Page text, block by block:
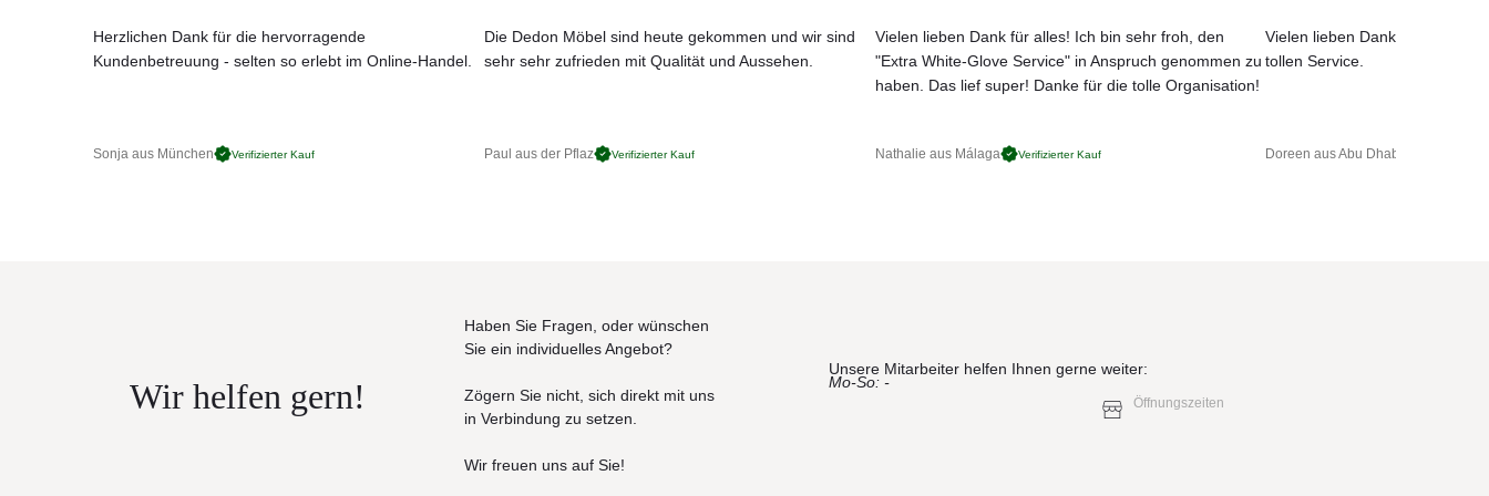
Stahl pulverbeschichtet
Der von Varaschin ausgewählte Stahl ist ein hervorragendes Material hochwertiger Qualität, ideal für die Herstellung von
Produkteigenschaften
Base + top hpl = h 73,2 (base h 72 + top hpl h 1,2 cm)
Base + top cemento = h 74 (base h 72 + top cemento h 2 cm)
JETZT MUSTER BESTELLEN
Herzlichen Dank für die hervorragende
Kundenbetreuung - selten so erlebt im Online-Handel.
Sonja aus München Verifizierter Kauf
Die Dedon Möbel sind heute gekommen und wir sind
sehr sehr zufrieden mit Qualität und Aussehen.
Paul aus der Pflaz Verifizierter Kauf
Vielen lieben Dank für alles! Ich bin sehr froh, den
"Extra White-Glove Service" in Anspruch genommen zu
haben. Das lief super! Danke für die tolle Organisation!
Nathalie aus Málaga Verifizierter Kauf
Vielen lieben Dank für das
tollen Service.
Doreen aus Abu Dhabi
Wir helfen gern!
Haben Sie Fragen, oder wünschen
Sie ein individuelles Angebot?
Zögern Sie nicht, sich direkt mit uns
in Verbindung zu setzen.
Wir freuen uns auf Sie!
Unsere Mitarbeiter helfen Ihnen gerne weiter:
Mo-So: -
Öffnungszeiten